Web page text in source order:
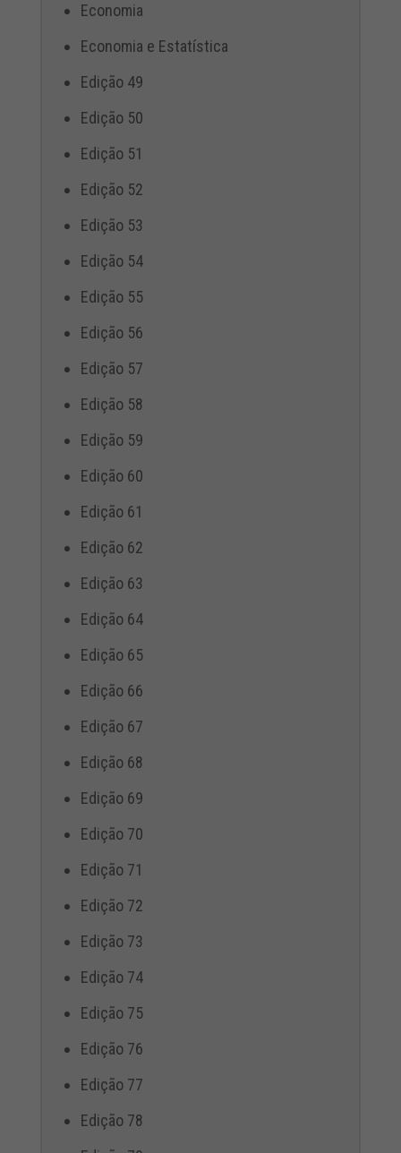
Economia
Economia e Estatística
Edição 49
Edição 50
Edição 51
Edição 52
Edição 53
Edição 54
Edição 55
Edição 56
Edição 57
Edição 58
Edição 59
Edição 60
Edição 61
Edição 62
Edição 63
Edição 64
Edição 65
Edição 66
Edição 67
Edição 68
Edição 69
Edição 70
Edição 71
Edição 72
Edição 73
Edição 74
Edição 75
Edição 76
Edição 77
Edição 78